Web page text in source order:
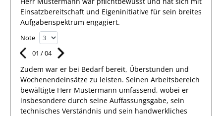
Einsatzbereitschaft und Eigeninitiative für sein breites
Aufgabenspektrum engagiert.
Note
01 /04
Zudem war er bei Bedarf bereit, Überstunden und
Wochenendeinsätze zu leisten. Seinen Arbeitsbereich
bewältigte Herr Mustermann umfassend, wobei er
insbesondere durch seine Auffassungsgabe, sein
technisches Verständnis und sein handwerkliches